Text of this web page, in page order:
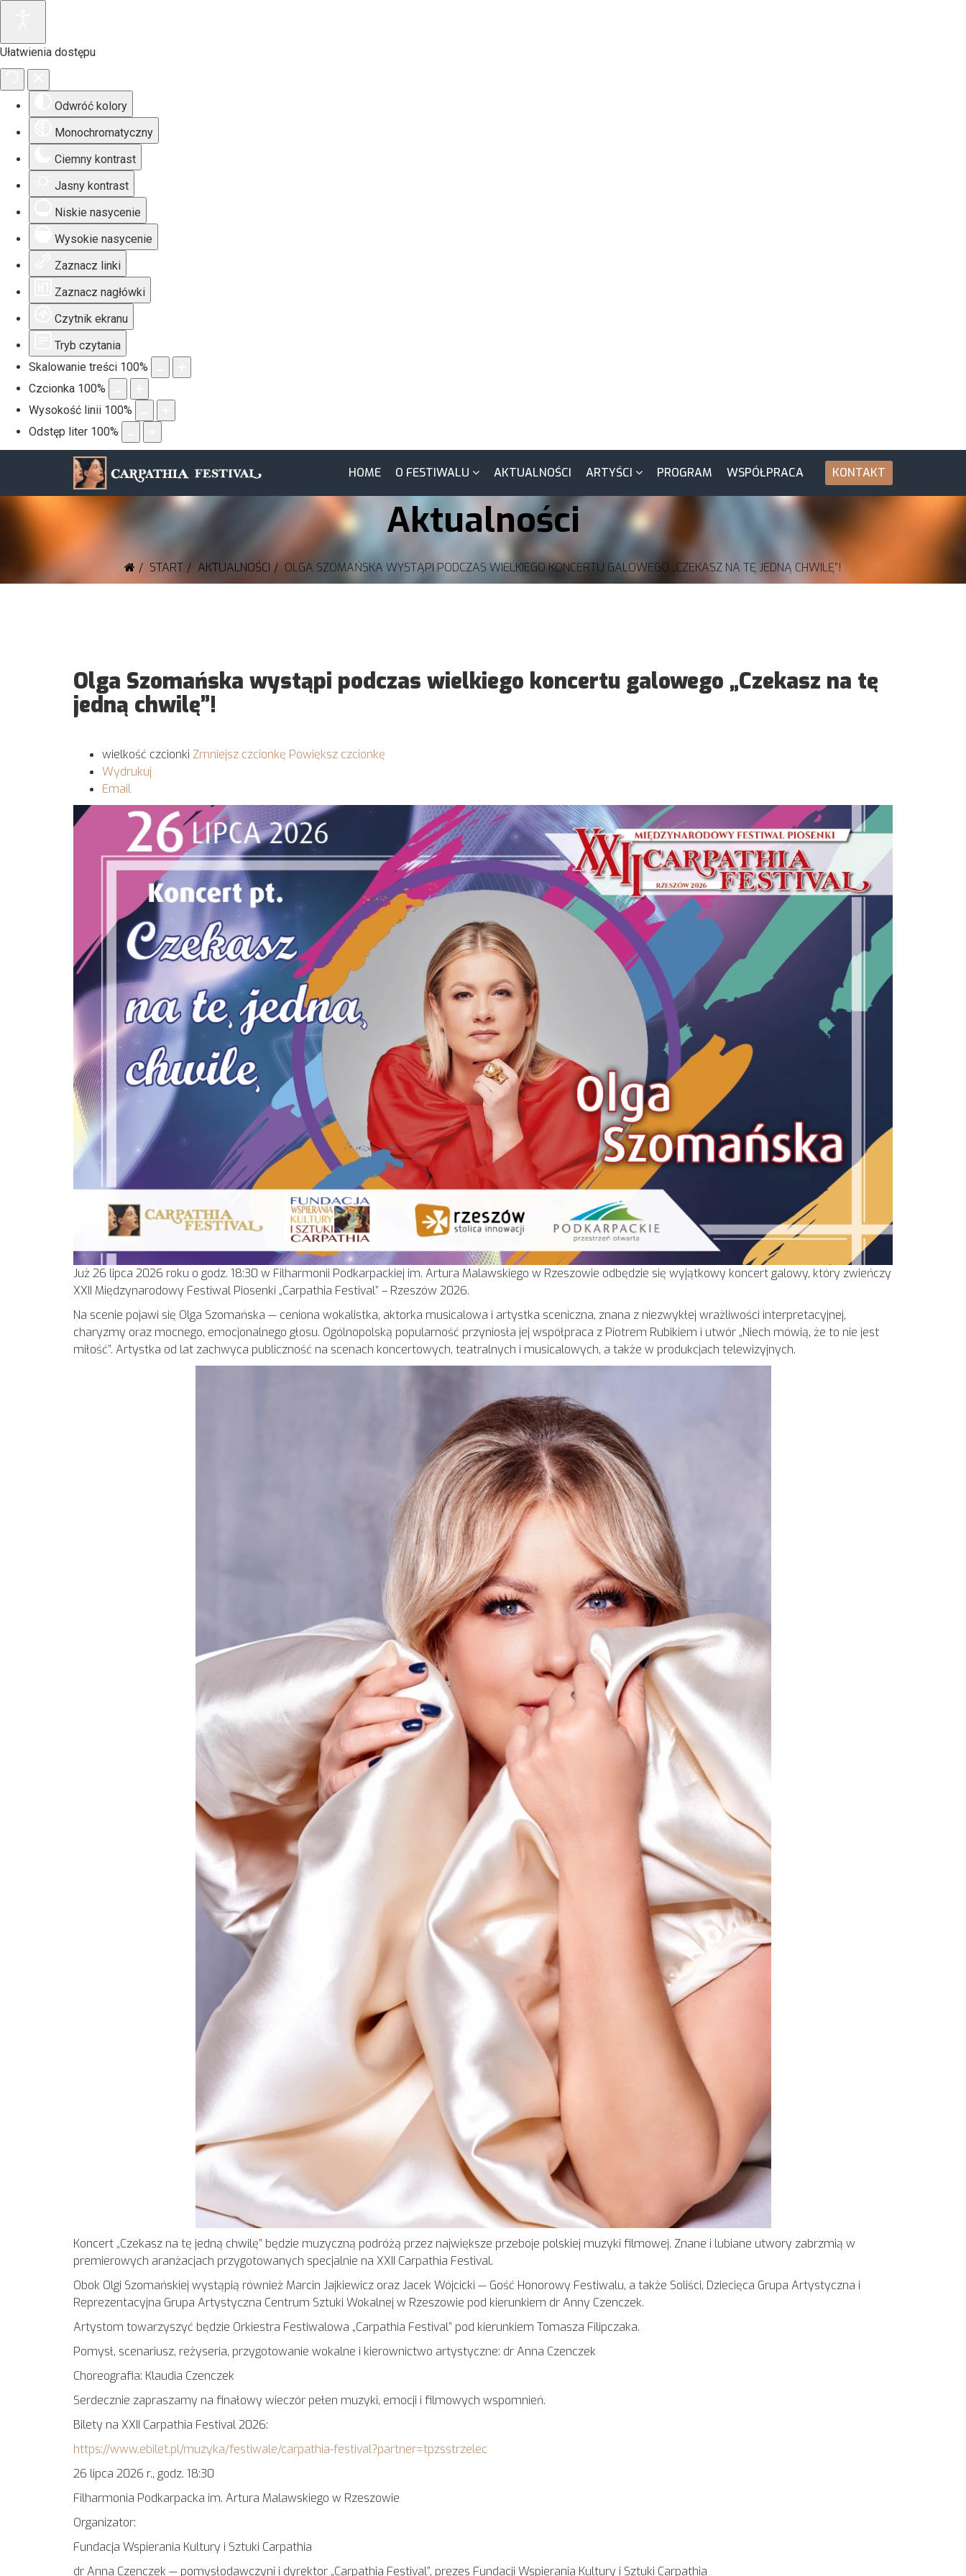
Ułatwienia dostępu
Odwróć kolory
Monochromatyczny
Ciemny kontrast
Jasny kontrast
Niskie nasycenie
Wysokie nasycenie
Zaznacz linki
Zaznacz nagłówki
Czytnik ekranu
Tryb czytania
Skalowanie treści 100%
Czcionka 100%
Wysokość linii 100%
Odstęp liter 100%
HOME O FESTIWALU AKTUALNOŚCI ARTYŚCI PROGRAM WSPÓŁPRACA KONTAKT
Aktualności
START AKTUALNOŚCI OLGA SZOMAŃSKA WYSTĄPI PODCZAS WIELKIEGO KONCERTU GALOWEGO „CZEKASZ NA TĘ JEDNĄ CHWILĘ”!
Olga Szomańska wystąpi podczas wielkiego koncertu galowego „Czekasz na tę
jedną chwilę”!
wielkość czcionki Zmniejsz czcionkę Powiększ czcionkę
Wydrukuj
Email
Już 26 lipca 2026 roku o godz. 18:30 w Filharmonii Podkarpackiej im. Artura Malawskiego w Rzeszowie odbędzie się wyjątkowy koncert galowy, który zwieńczy
XXII Międzynarodowy Festiwal Piosenki „Carpathia Festival” – Rzeszów 2026.
Na scenie pojawi się Olga Szomańska — ceniona wokalistka, aktorka musicalowa i artystka sceniczna, znana z niezwykłej wrażliwości interpretacyjnej,
charyzmy oraz mocnego, emocjonalnego głosu. Ogólnopolską popularność przyniosła jej współpraca z Piotrem Rubikiem i utwór „Niech mówią, że to nie jest
miłość”. Artystka od lat zachwyca publiczność na scenach koncertowych, teatralnych i musicalowych, a także w produkcjach telewizyjnych.
Koncert „Czekasz na tę jedną chwilę” będzie muzyczną podróżą przez największe przeboje polskiej muzyki filmowej. Znane i lubiane utwory zabrzmią w
premierowych aranżacjach przygotowanych specjalnie na XXII Carpathia Festival.
Obok Olgi Szomańskiej wystąpią również Marcin Jajkiewicz oraz Jacek Wójcicki — Gość Honorowy Festiwalu, a także Soliści, Dziecięca Grupa Artystyczna i
Reprezentacyjna Grupa Artystyczna Centrum Sztuki Wokalnej w Rzeszowie pod kierunkiem dr Anny Czenczek.
Artystom towarzyszyć będzie Orkiestra Festiwalowa „Carpathia Festival” pod kierunkiem Tomasza Filipczaka.
Pomysł, scenariusz, reżyseria, przygotowanie wokalne i kierownictwo artystyczne: dr Anna Czenczek
Choreografia: Klaudia Czenczek
Serdecznie zapraszamy na finałowy wieczór pełen muzyki, emocji i filmowych wspomnień.
Bilety na XXII Carpathia Festival 2026:
https://www.ebilet.pl/muzyka/festiwale/carpathia-festival?partner=tpzsstrzelec
26 lipca 2026 r., godz. 18:30
Filharmonia Podkarpacka im. Artura Malawskiego w Rzeszowie
Organizator:
Fundacja Wspierania Kultury i Sztuki Carpathia
dr Anna Czenczek — pomysłodawczyni i dyrektor „Carpathia Festival”, prezes Fundacji Wspierania Kultury i Sztuki Carpathia